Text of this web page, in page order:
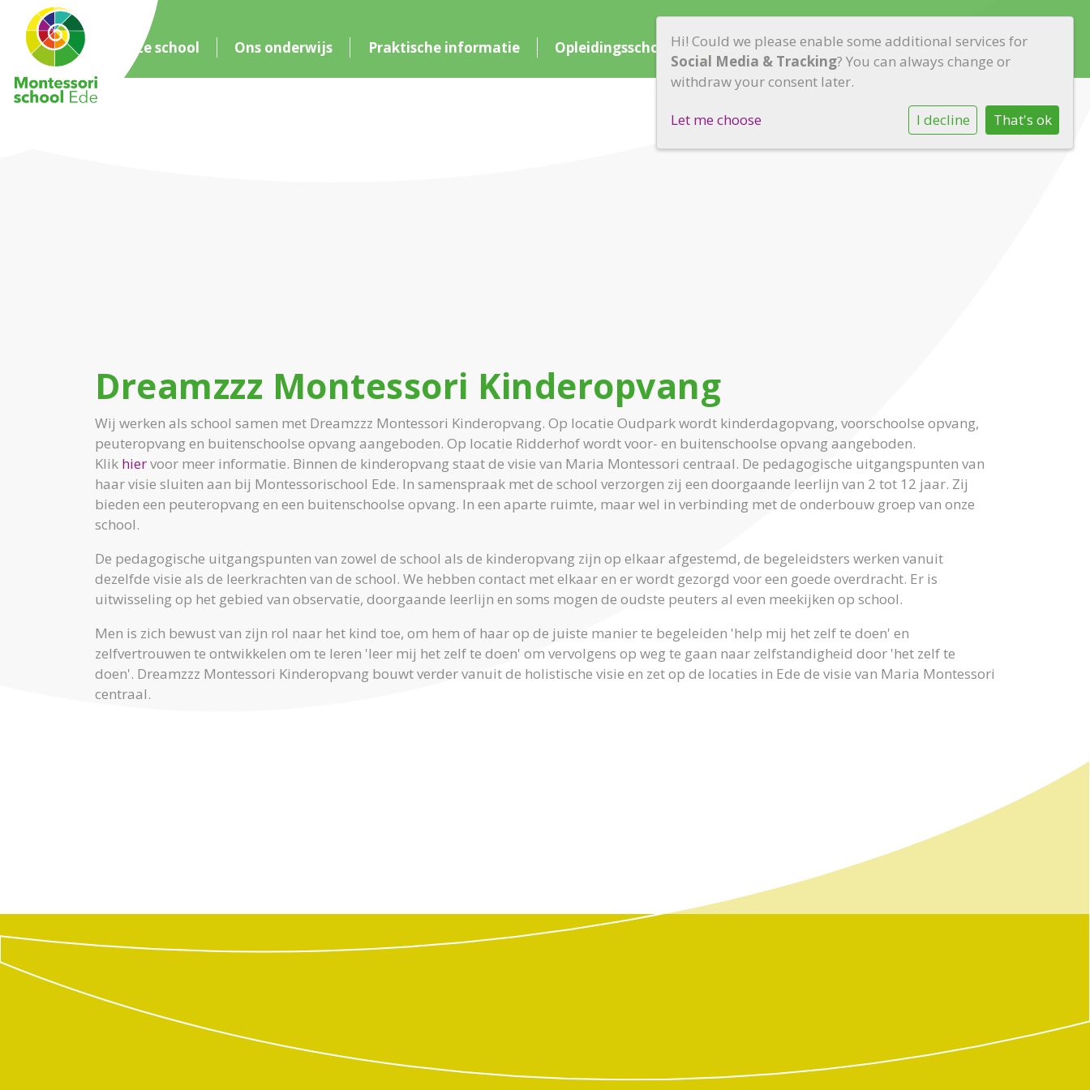
Onze school Ons onderwijs Praktische informatie Opleidingsschool Partners Nieuwe ouders Contact
Dreamzzz Montessori Kinderopvang
Wij werken als school samen met Dreamzzz Montessori Kinderopvang. Op locatie Oudpark wordt kinderdagopvang, voorschoolse opvang,
peuteropvang en buitenschoolse opvang aangeboden. Op locatie Ridderhof wordt voor- en buitenschoolse opvang aangeboden.
Klik hiervoor meer informatie. Binnen de kinderopvang staat de visie van Maria Montessori centraal. De pedagogische uitgangspunten van
haar visie sluiten aan bij Montessorischool Ede. In samenspraak met de school verzorgen zij een doorgaande leerlijn van 2 tot 12 jaar. Zij
bieden een peuteropvang en een buitenschoolse opvang. In een aparte ruimte, maar wel in verbinding met de onderbouw groep van onze
school.
De pedagogische uitgangspunten van zowel de school als de kinderopvang zijn op elkaar afgestemd, de begeleidsters werken vanuit
dezelfde visie als de leerkrachten van de school. We hebben contact met elkaar en er wordt gezorgd voor een goede overdracht. Er is
uitwisseling op het gebied van observatie, doorgaande leerlijn en soms mogen de oudste peuters al even meekijken op school.
Men is zich bewust van zijn rol naar het kind toe, om hem of haar op de juiste manier te begeleiden 'help mij het zelf te doen' en
zelfvertrouwen te ontwikkelen om te leren 'leer mij het zelf te doen' om vervolgens op weg te gaan naar zelfstandigheid door 'het zelf te
doen'. Dreamzzz Montessori Kinderopvang bouwt verder vanuit de holistische visie en zet op de locaties in Ede de visie van Maria Montessori
centraal.
Hi! Could we please enable some additional services for
Social Media & Tracking? You can always change or
withdraw your consent later.
Let me choose I decline That's ok